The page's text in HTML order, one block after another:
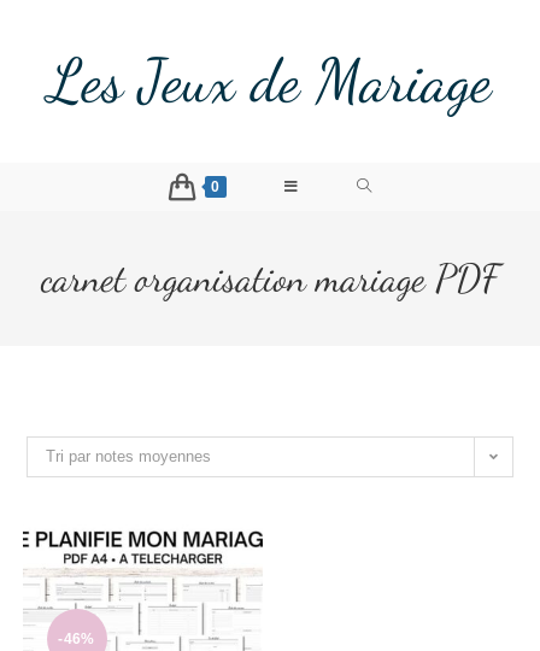
Les Jeux de Mariage
0
carnet organisation mariage PDF
Tri par notes moyennes
-46%